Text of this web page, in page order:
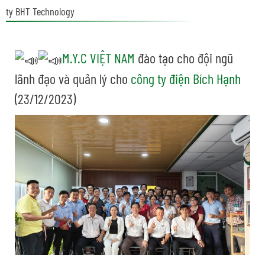
ty BHT Technology
M.Y.C VIỆT NAM đào tạo cho đội ngũ
lãnh đạo và quản lý cho công ty điện Bích Hạnh
(23/12/2023)